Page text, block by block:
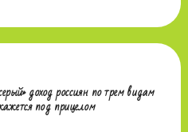
доход россиян по трем видам
под прицелом